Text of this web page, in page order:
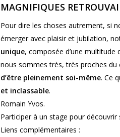
MAGNIFIQUES
Pour dire les choses autrement, si
émerger avec plaisir et jubilation,
unique, composée d’une
nous sommes très, très proches
d’être pleinement soi-même. Ce
et inclassable.
Romain Yvos.
Participer à un stage pour
Liens complémentaires :